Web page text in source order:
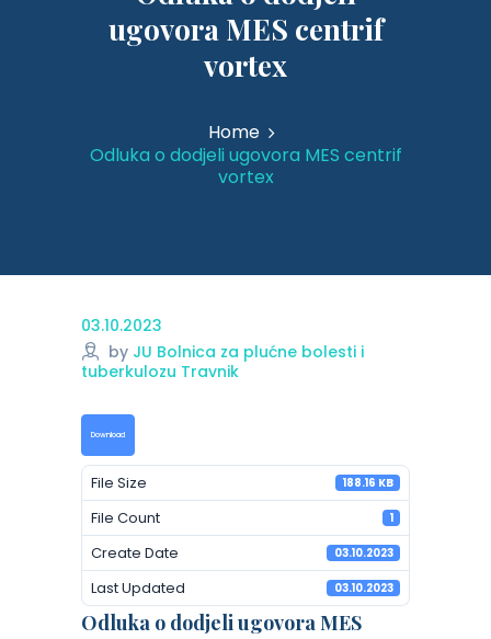
ugovora MES centrif
vortex
Home
Odluka o dodjeli ugovora MES centrif
vortex
03.10.2023
by JU Bolnica za plućne bolesti i
tuberkulozu Travnik
Download
File Size 188.16 KB
File Count 1
Create Date 03.10.2023
Last Updated 03.10.2023
Odluka o dodjeli ugovora MES